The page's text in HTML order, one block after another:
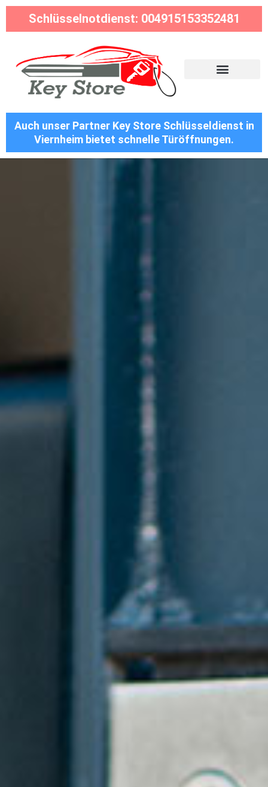
Schlüsselnotdienst: 004915153352481
Auch unser Partner Key Store Schlüsseldienst in
Viernheim bietet schnelle Türöffnungen.